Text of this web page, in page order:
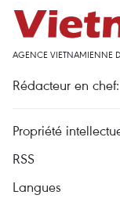
AGENCE VIETNAMIENNE
Rédacteur en
Propriété
RSS
Langues